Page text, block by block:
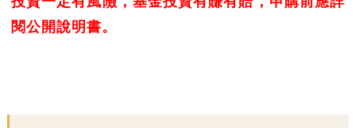
閱公開說明書。